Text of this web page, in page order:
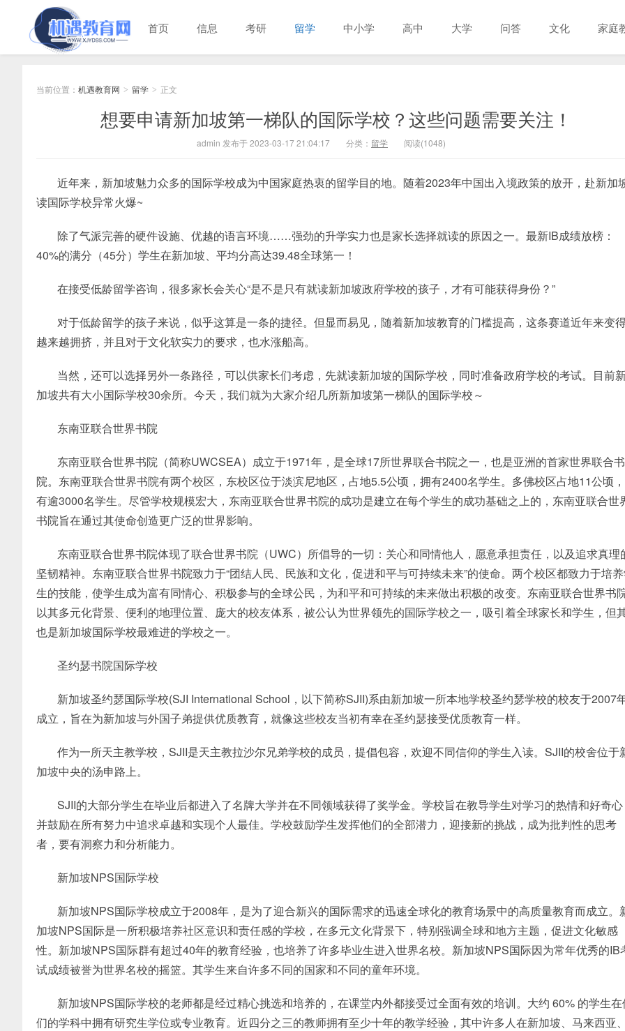
首页 信息 考研 留学 中小学 高中 大学 问答 文化 家庭
当前位置： 机遇教育网 > 留学 > 正文
想要申请新加坡第一梯队的国际学校？这些问题需要关注！
admin 发布于 2023-03-17 21:04:17 分类： 留学 阅读(1048)
近年来，新加坡魅力众多的国际学校成为中国家庭热衷的留学目的地。随着2023年中国出入境政策的放开，赴新加
读国际学校异常火爆~
除了气派完善的硬件设施、优越的语言环境……强劲的升学实力也是家长选择就读的原因之一。最新IB成绩放榜：
40%的满分（45分）学生在新加坡、平均分高达39.48全球第一！
在接受低龄留学咨询，很多家长会关心“是不是只有就读新加坡政府学校的孩子，才有可能获得身份？”
对于低龄留学的孩子来说，似乎这算是一条的捷径。但显而易见，随着新加坡教育的门槛提高，这条赛道近年来变
越来越拥挤，并且对于文化软实力的要求，也水涨船高。
当然，还可以选择另外一条路径，可以供家长们考虑，先就读新加坡的国际学校，同时准备政府学校的考试。目前
加坡共有大小国际学校30余所。今天，我们就为大家介绍几所新加坡第一梯队的国际学校～
东南亚联合世界书院
东南亚联合世界书院（简称UWCSEA）成立于1971年，是全球17所世界联合书院之一，也是亚洲的首家世界联合书
院。东南亚联合世界书院有两个校区，东校区位于淡滨尼地区，占地5.5公顷，拥有2400名学生。多佛校区占地11公顷
有逾3000名学生。尽管学校规模宏大，东南亚联合世界书院的成功是建立在每个学生的成功基础之上的，东南亚联合世
书院旨在通过其使命创造更广泛的世界影响。
东南亚联合世界书院体现了联合世界书院（UWC）所倡导的一切：关心和同情他人，愿意承担责任，以及追求真理
坚韧精神。东南亚联合世界书院致力于“团结人民、民族和文化，促进和平与可持续未来”的使命。两个校区都致力于培
生的技能，使学生成为富有同情心、积极参与的全球公民，为和平和可持续的未来做出积极的改变。东南亚联合世界书
以其多元化背景、便利的地理位置、庞大的校友体系，被公认为世界领先的国际学校之一，吸引着全球家长和学生，但
也是新加坡国际学校最难进的学校之一。
圣约瑟书院国际学校
新加坡圣约瑟国际学校(SJI International School，以下简称SJII)系由新加坡一所本地学校圣约瑟学校的校友于2007
成立，旨在为新加坡与外国子弟提供优质教育，就像这些校友当初有幸在圣约瑟接受优质教育一样。
作为一所天主教学校，SJII是天主教拉沙尔兄弟学校的成员，提倡包容，欢迎不同信仰的学生入读。SJII的校舍位于
加坡中央的汤申路上。
SJII的大部分学生在毕业后都进入了名牌大学并在不同领域获得了奖学金。学校旨在教导学生对学习的热情和好奇心
并鼓励在所有努力中追求卓越和实现个人最佳。学校鼓励学生发挥他们的全部潜力，迎接新的挑战，成为批判性的思考
者，要有洞察力和分析能力。
新加坡NPS国际学校
新加坡NPS国际学校成立于2008年，是为了迎合新兴的国际需求的迅速全球化的教育场景中的高质量教育而成立。
加坡NPS国际是一所积极培养社区意识和责任感的学校，在多元文化背景下，特别强调全球和地方主题，促进文化敏感
性。新加坡NPS国际群有超过40年的教育经验，也培养了许多毕业生进入世界名校。新加坡NPS国际因为常年优秀的IB
试成绩被誉为世界名校的摇篮。其学生来自许多不同的国家和不同的童年环境。
新加坡NPS国际学校的老师都是经过精心挑选和培养的，在课堂内外都接受过全面有效的培训。大约 60% 的学生
们的学科中拥有研究生学位或专业教育。近四分之三的教师拥有至少十年的教学经验，其中许多人在新加坡、马来西亚、